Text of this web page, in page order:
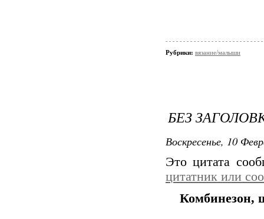
Рубрики: вязание/малыши
БЕЗ
Воскресенье, 10
Это цитата
цитатник или
Комбинезон,